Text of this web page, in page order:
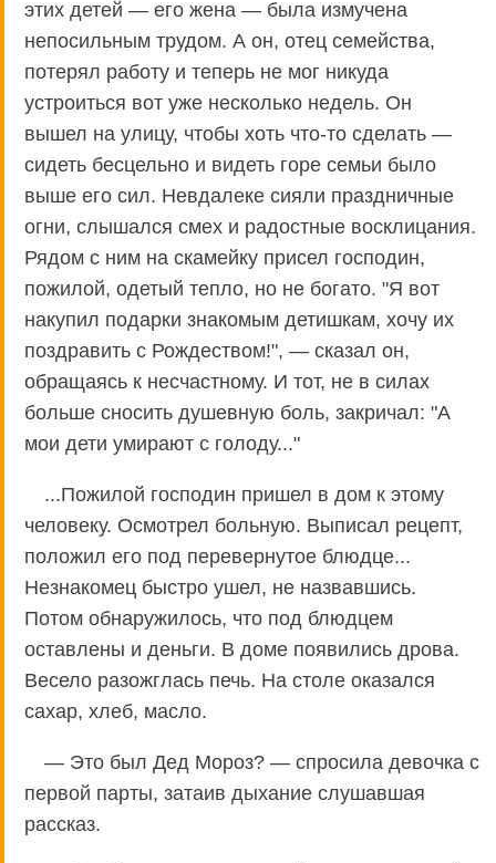
этих детей — его жена — была измучена
непосильным трудом. А он, отец семейства,
потерял работу и теперь не мог никуда
устроиться вот уже несколько недель. Он
вышел на улицу, чтобы хоть что-то сделать —
сидеть бесцельно и видеть горе семьи было
выше его сил. Невдалеке сияли праздничные
огни, слышался смех и радостные восклицания.
Рядом с ним на скамейку присел господин,
пожилой, одетый тепло, но не богато. "Я вот
накупил подарки знакомым детишкам, хочу их
поздравить с Рождеством!", — сказал он,
обращаясь к несчастному. И тот, не в силах
больше сносить душевную боль, закричал: "А
мои дети умирают с голоду..."
...Пожилой господин пришел в дом к этому
человеку. Осмотрел больную. Выписал рецепт,
положил его под перевернутое блюдце...
Незнакомец быстро ушел, не назвавшись.
Потом обнаружилось, что под блюдцем
оставлены и деньги. В доме появились дрова.
Весело разожглась печь. На столе оказался
сахар, хлеб, масло.
— Это был Дед Мороз? — спросила девочка с
первой парты, затаив дыхание слушавшая
рассказ.